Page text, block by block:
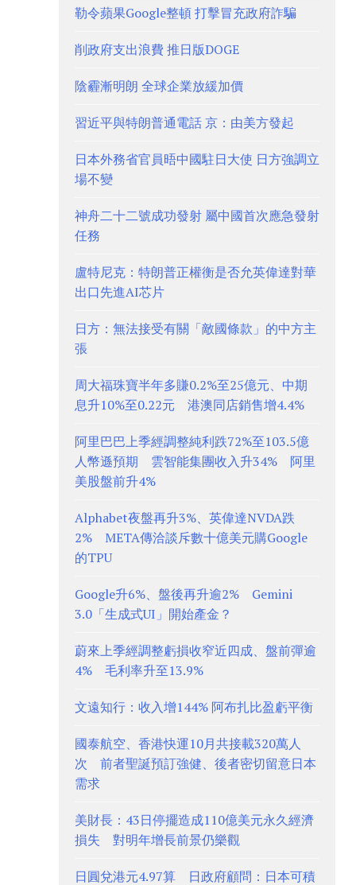
勒令蘋果Google整頓 打擊冒充政府詐騙
削政府支出浪費 推日版DOGE
陰霾漸明朗 全球企業放緩加價
習近平與特朗普通電話 京：由美方發起
日本外務省官員晤中國駐日大使 日方強調立
場不變
神舟二十二號成功發射 屬中國首次應急發射
任務
盧特尼克：特朗普正權衡是否允英偉達對華
出口先進AI芯片
日方：無法接受有關「敵國條款」的中方主
張
周大福珠寶半年多賺0.2%至25億元、中期
息升10%至0.22元 港澳同店銷售增4.4%
阿里巴巴上季經調整純利跌72%至103.5億
人幣遜預期 雲智能集團收入升34% 阿里
美股盤前升4%
Alphabet夜盤再升3%、英偉達NVDA跌
2% META傳洽談斥數十億美元購Google
的TPU
Google升6%、盤後再升逾2% Gemini
3.0「生成式UI」開始產金？
蔚來上季經調整虧損收窄近四成、盤前彈逾
4% 毛利率升至13.9%
文遠知行：收入增144% 阿布扎比盈虧平衡
國泰航空、香港快運10月共接載320萬人
次 前者聖誕預訂強健、後者密切留意日本
需求
美財長：43日停擺造成110億美元永久經濟
損失 對明年增長前景仍樂觀
日圓兌港元4.97算 日政府顧問：日本可積